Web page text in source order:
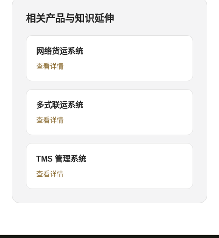
相关产品与知识延伸
网络货运系统
查看详情
多式联运系统
查看详情
TMS 管理系统
查看详情